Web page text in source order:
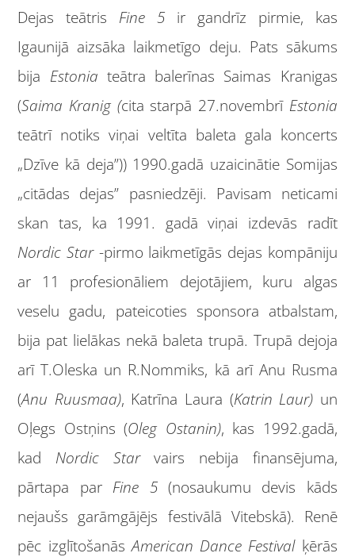
Dejas teātris Fine 5 ir gandrīz pirmie, kas
Igaunijā aizsāka laikmetīgo deju. Pats sākums
bija Estonia teātra balerīnas Saimas Kranigas
(Saima Kranig (cita starpā 27.novembrī Estonia
teātrī notiks viņai veltīta baleta gala koncerts
„Dzīve kā deja”)) 1990.gadā uzaicinātie Somijas
„citādas dejas” pasniedzēji. Pavisam neticami
skan tas, ka 1991. gadā viņai izdevās radīt
Nordic Star -pirmo laikmetīgās dejas kompāniju
ar 11 profesionāliem dejotājiem, kuru algas
veselu gadu, pateicoties sponsora atbalstam,
bija pat lielākas nekā baleta trupā. Trupā dejoja
arī T.Oleska un R.Nommiks, kā arī Anu Rusma
(Anu Ruusmaa), Katrīna Laura (Katrin Laur) un
Oļegs Ostņins (Oleg Ostanin), kas 1992.gadā,
kad Nordic Starvairs nebija finansējuma,
pārtapa par Fine 5(nosaukumu devis kāds
nejaušs garāmgājējs festivālā Vitebskā). Renē
pēc izglītošanāsAmerican Dance Festival ķērās